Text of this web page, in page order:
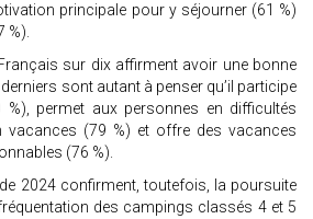
principale pour y séjourner (61 %)
%).
sur dix affirment avoir une bonne
sont autant à penser qu’il participe
permet aux personnes en difficultés
vacances (79 %) et offre des vacances
(76 %).
2024 confirment, toutefois, la poursuite
des campings classés 4 et 5